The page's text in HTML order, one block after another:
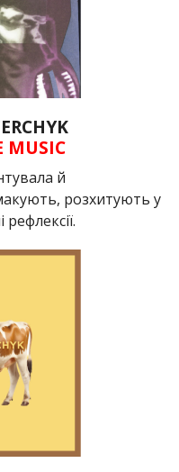
MUSIC
й
розхитують у